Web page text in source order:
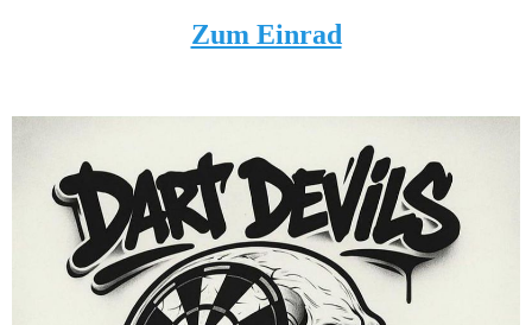
Zum Einrad